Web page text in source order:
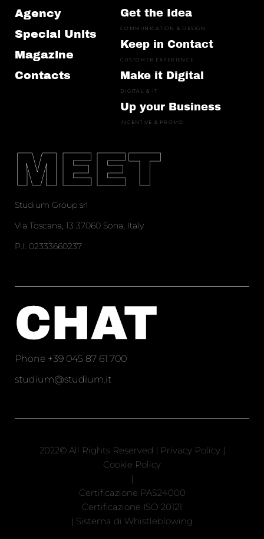
Agency
Special Units
Magazine
Contacts
Get the Idea
COMMUNICATION & DESIGN
Keep in Contact
CUSTOMER EXPERIENCE
Make it Digital
DIGITAL & IT
Up your Business
INCENTIVE & PROMO
MEET
Studium Group srl
Via Toscana, 13 37060 Sona, Italy
P.I. 02333660237
CHAT
Phone +39 045 87 61 700
studium@studium.it
2022© All Rights Reserved | Privacy Policy|
Cookie Policy
|
Certificazione PAS24000
Certificazione ISO 20121
| Sistema di Whistleblowing